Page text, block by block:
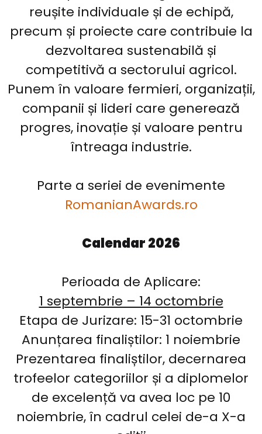
reușite individuale și de echipă,
precum și proiecte care contribuie la
dezvoltarea sustenabilă și
competitivă a sectorului agricol.
Punem în valoare fermieri, organizații,
companii și lideri care generează
progres, inovație și valoare pentru
întreaga industrie.
Parte a seriei de evenimente
RomanianAwards.ro
Calendar 2026
Perioada de Aplicare:
1 septembrie – 14 octombrie
Etapa de Jurizare: 15-31 octombrie
Anunțarea finaliștilor: 1 noiembrie
Prezentarea finaliștilor, decernarea
trofeelor categoriilor și a diplomelor
de excelență va avea loc pe 10
noiembrie, în cadrul celei de-a X-a